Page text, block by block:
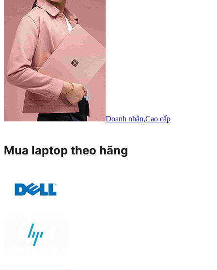
Doanh nhân,Cao cấp
Mua laptop theo hãng